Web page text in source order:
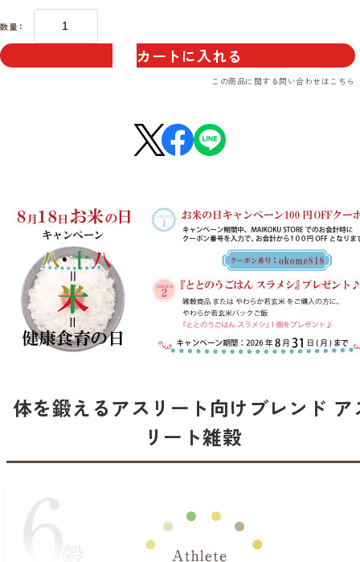
数量：
カートに入れる
この商品に関する問い合わせは こちら
体を鍛えるアスリート向けブレンド ア
リート雑穀